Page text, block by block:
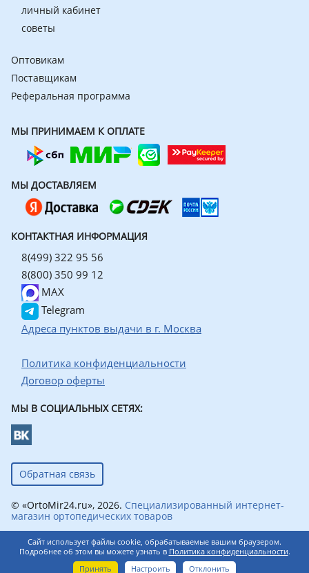
личный кабинет
советы
Оптовикам
Поставщикам
Реферальная программа
МЫ ПРИНИМАЕМ К ОПЛАТЕ
МЫ ДОСТАВЛЯЕМ
КОНТАКТНАЯ ИНФОРМАЦИЯ
8(499) 322 95 56
8(800) 350 99 12
MAX
Telegram
Адреса пунктов выдачи в г. Москва
Политика конфиденциальности
Договор оферты
МЫ В СОЦИАЛЬНЫХ СЕТЯХ:
Обратная связь
© «OrtoMir24.ru», 2026. Специализированный интернет-
магазин ортопедических товаров
Сайт использует файлы cookie, обрабатываемые вашим браузером.
Подробнее об этом вы можете узнать в Политика конфиденциальности.
Принять
Настроить Отклонить
0